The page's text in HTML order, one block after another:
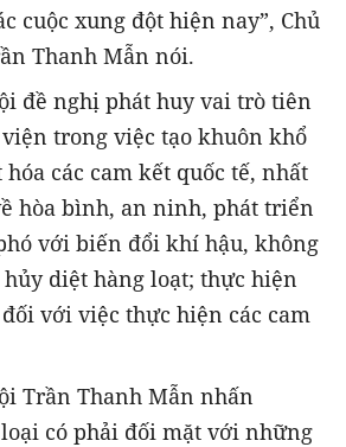
cuộc xung đột hiện nay”, Chủ
Thanh Mẫn nói.
đề nghị phát huy vai trò tiên
trong việc tạo khuôn khổ
các cam kết quốc tế, nhất
hòa bình, an ninh, phát triển
với biến đổi khí hậu, không
diệt hàng loạt; thực hiện
với việc thực hiện các cam
Trần Thanh Mẫn nhấn
có phải đối mặt với những